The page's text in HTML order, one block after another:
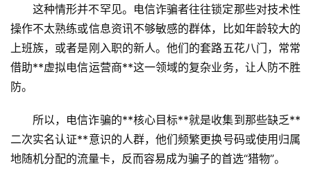
页
号
卡
百
防
诈
这种情形并不罕见。电信诈骗者往往锁定那些对技术性
操作不太熟练或信息资讯不够敏感的群体，比如年龄较大的
上班族，或者是刚入职的新人。他们的套路五花八门，常常
借助**虚拟电信运营商**这一领域的复杂业务，让人防不胜
防。
所以，电信诈骗的**核心目标**就是收集到那些缺乏**
二次实名认证**意识的人群，他们频繁更换号码或使用归属
地随机分配的流量卡，反而容易成为骗子的首选“猎物”。